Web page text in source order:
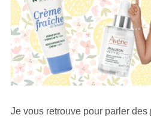
Je vous retrouve pour parler